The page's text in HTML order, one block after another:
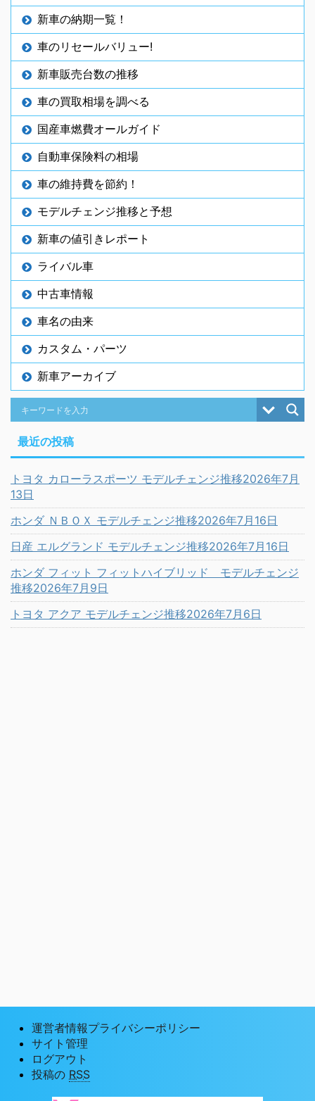
新車の納期一覧！
車のリセールバリュー!
新車販売台数の推移
車の買取相場を調べる
国産車燃費オールガイド
自動車保険料の相場
車の維持費を節約！
モデルチェンジ推移と予想
新車の値引きレポート
ライバル車
中古車情報
車名の由来
カスタム・パーツ
新車アーカイブ
最近の投稿
トヨタ カローラスポーツ モデルチェンジ推移2026年7月
13日
ホンダ ＮＢＯＸ モデルチェンジ推移2026年7月16日
日産 エルグランド モデルチェンジ推移2026年7月16日
ホンダ フィット フィットハイブリッド モデルチェンジ
推移2026年7月9日
トヨタ アクア モデルチェンジ推移2026年7月6日
運営者情報プライバシーポリシー
サイト管理
ログアウト
投稿の RSS